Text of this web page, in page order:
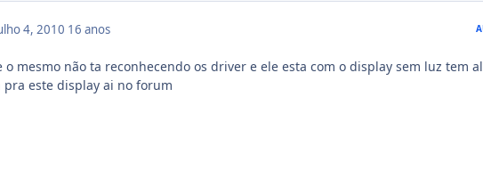
4, 2010 16 anos
o mesmo não ta reconhecendo os driver e ele esta com o display sem luz tem
pra este display ai no forum